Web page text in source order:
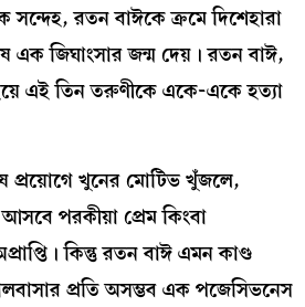
রতন বাঈকে ক্রমে দিশেহারা
জিঘাংসার জন্ম দেয়। রতন বাঈ,
এই তিন তরুণীকে একে-একে হত্যা
প্রয়োগে খুনের মোটিভ খুঁজলে,
পরকীয়া প্রেম কিংবা
কিন্তু রতন বাঈ এমন কাণ্ড
প্রতি অসম্ভব এক পজেসিভনেস